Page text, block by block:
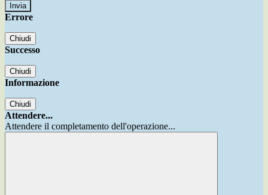
Errore
Chiudi
Successo
Chiudi
Informazione
Chiudi
Attendere...
Attendere il completamento dell'operazione...